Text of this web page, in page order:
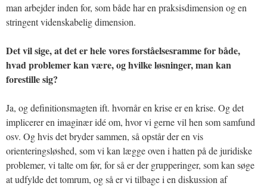
man arbejder inden for, som både har en praksisdimension og en
stringent videnskabelig dimension.
Det vil sige, at det er hele vores forståelsesramme for både,
hvad problemer kan være, og hvilke løsninger, man kan
forestille sig?
Ja, og definitionsmagten ift. hvornår en krise er en krise. Og det
implicerer en imaginær idé om, hvor vi gerne vil hen som samfund
osv. Og hvis det bryder sammen, så opstår der en vis
orienteringsløshed, som vi kan lægge oven i hatten på de juridiske
problemer, vi talte om før, for så er der grupperinger, som kan søge
at udfylde det tomrum, og så er vi tilbage i en diskussion af